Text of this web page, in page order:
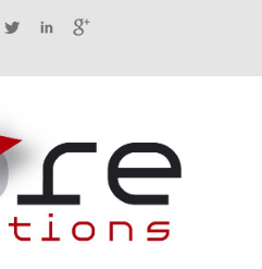
FacebookTwitterLinkedIn